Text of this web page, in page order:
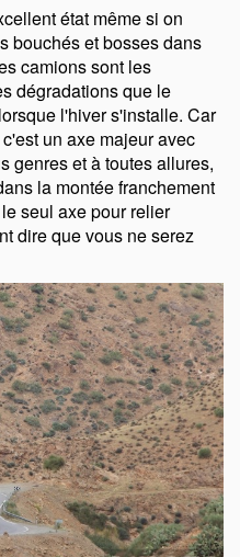
état même si on
bouchés et bosses dans
camions sont les
dégradations que le
l'hiver s'installe. Car
un axe majeur avec
genres et à toutes allures,
la montée franchement
seul axe pour relier
dire que vous ne serez